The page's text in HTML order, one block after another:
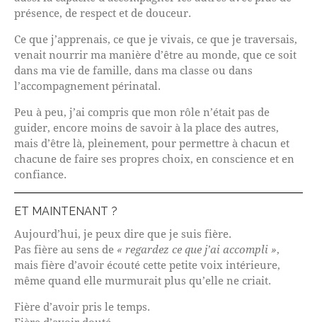
présence, de respect et de douceur.
Ce que j’apprenais, ce que je vivais, ce que je traversais,
venait nourrir ma manière d’être au monde, que ce soit
dans ma vie de famille, dans ma classe ou dans
l’accompagnement périnatal.
Peu à peu, j’ai compris que mon rôle n’était pas de
guider, encore moins de savoir à la place des autres,
mais d’être là, pleinement, pour permettre à chacun et
chacune de faire ses propres choix, en conscience et en
confiance.
ET MAINTENANT ?
Aujourd’hui, je peux dire que je suis fière.
Pas fière au sens de « regardez ce que j’ai accompli »,
mais fière d’avoir écouté cette petite voix intérieure,
même quand elle murmurait plus qu’elle ne criait.
Fière d’avoir pris le temps.